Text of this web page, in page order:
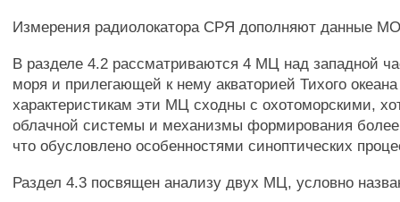
Измерения радиолокатора СРЯ дополняют данные
В разделе 4.2 рассматриваются 4 МЦ над западной
моря и прилегающей к нему акваторией Тихого
характеристикам эти МЦ сходны с охотоморскими,
облачной системы и механизмы формирования
что обусловлено особенностями синоптических
Раздел 4.3 посвящен анализу двух МЦ, условно